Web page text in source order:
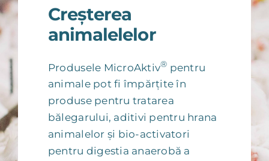
Studii de caz
Contact
Creșterea
animalelelor
Produsele MicroAktiv® pentru
animale pot fi împărțite în
produse pentru tratarea
bălegarului, aditivi pentru hrana
animalelor și bio-activatori
pentru digestia anaerobă a